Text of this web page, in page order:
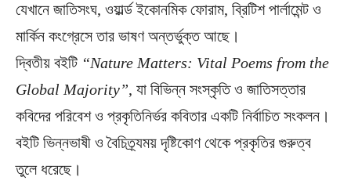
যেখানে জাতিসংঘ, ওয়ার্ল্ড ইকোনমিক ফোরাম, ব্রিটিশ পার্লামেন্ট ও
মার্কিন কংগ্রেসে তার ভাষণ অন্তর্ভুক্ত আছে।
দ্বিতীয় বইটি “Nature Matters: Vital Poems from the
Global Majority”, যা বিভিন্ন সংস্কৃতি ও জাতিসত্তার
কবিদের পরিবেশ ও প্রকৃতিনির্ভর কবিতার একটি নির্বাচিত সংকলন।
বইটি ভিন্নভাষী ও বৈচিত্র্যময় দৃষ্টিকোণ থেকে প্রকৃতির গুরুত্ব
তুলে ধরেছে।